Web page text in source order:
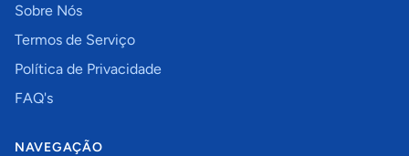
Sobre Nós
Termos de Serviço
Política de Privacidade
FAQ's
NAVEGAÇÃO